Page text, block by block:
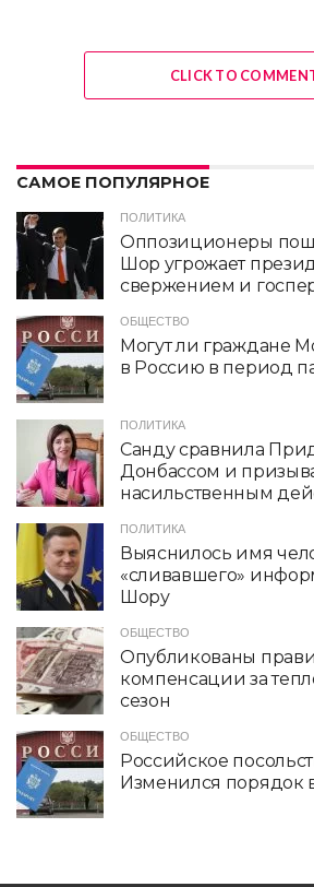
CLICK TO
САМОЕ ПОПУЛЯРНОЕ
ПОЛИТИКА
Оппозиционеры
Шор угрожает
свержением и
ОБЩЕСТВО
Могут ли граждане
в Россию в период
ПОЛИТИКА
Санду сравнила
Донбассом и
насильственным
ПОЛИТИКА
Выяснилось имя
«сливавшего»
Шору
ОБЩЕСТВО
Опубликованы
компенсации за
сезон
ОБЩЕСТВО
Российское
Изменился порядок